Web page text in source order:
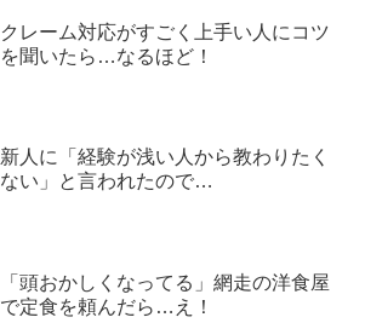
クレーム対応がすごく上手い人にコツ
を聞いたら…なるほど！
新人に「経験が浅い人から教わりたく
ない」と言われたので…
「頭おかしくなってる」網走の洋食屋
で定食を頼んだら…え！